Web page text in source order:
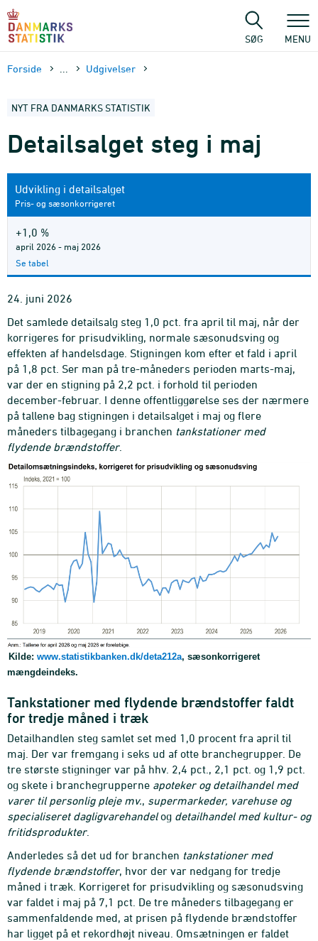
sidens
SØG MENU
Forside Udgivelser
NYT FRA DANMARKS STATISTIK
Detailsalget steg i maj
Udvikling i detailsalget
Pris- og sæsonkorrigeret
+1,0 %
april 2026 - maj 2026
Se tabel
24. juni 2026
Det samlede detailsalg steg 1,0 pct. fra april til maj, når der
korrigeres for prisudvikling, normale sæsonudsving og
effekten af handelsdage. Stigningen kom efter et fald i april
på 1,8 pct. Ser man på tre-måneders perioden marts-maj,
var der en stigning på 2,2 pct. i forhold til perioden
december-februar. I denne offentliggørelse ses der nærmere
på tallene bag stigningen i detailsalget i maj og flere
måneders tilbagegang i branchen tankstationer med
flydende brændstoffer.
Kilde: www.statistikbanken.dk/deta212a, sæsonkorrigeret
mængdeindeks.
Tankstationer med flydende brændstoffer faldt
for tredje måned i træk
Detailhandlen steg samlet set med 1,0 procent fra april til
maj. Der var fremgang i seks ud af otte branchegrupper. De
tre største stigninger var på hhv. 2,4 pct., 2,1 pct. og 1,9 pct.
og skete i branchegrupperne apoteker og detailhandel med
varer til personlig pleje mv., supermarkeder, varehuse og
specialiseret dagligvarehandelog detailhandel med kultur- og
fritidsprodukter.
Anderledes så det ud for branchen tankstationer med
flydende brændstoffer, hvor der var nedgang for tredje
måned i træk. Korrigeret for prisudvikling og sæsonudsving
var faldet i maj på 7,1 pct. De tre måneders tilbagegang er
sammenfaldende med, at prisen på flydende brændstoffer
har ligget på et rekordhøjt niveau. Omsætningen er faldet